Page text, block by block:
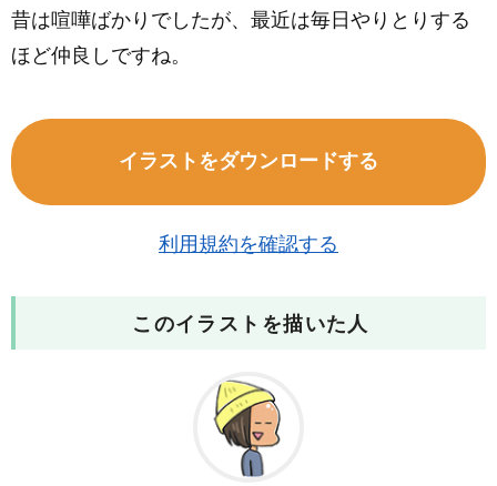
昔は喧嘩ばかりでしたが、最近は毎日やりとりする
ほど仲良しですね。
イラストをダウンロードする
利用規約を確認する
このイラストを描いた人